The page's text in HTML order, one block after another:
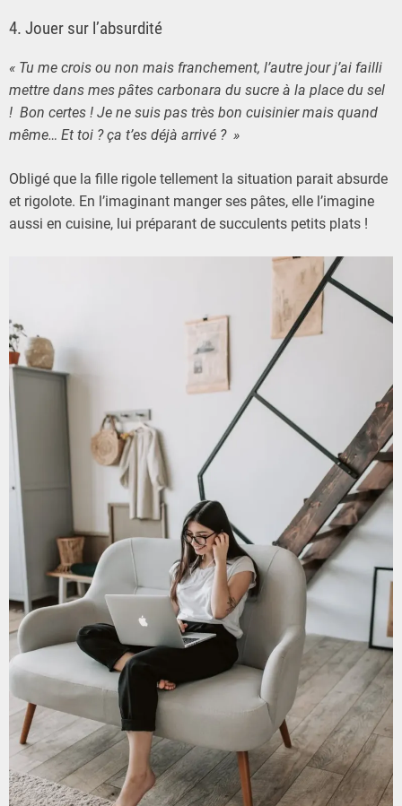
4. Jouer sur l’absurdité
« Tu me crois ou non mais franchement, l’autre jour j’ai failli
mettre dans mes pâtes carbonara du sucre à la place du sel
! Bon certes ! Je ne suis pas très bon cuisinier mais quand
même… Et toi ? ça t’es déjà arrivé ? »
Obligé que la fille rigole tellement la situation parait absurde
et rigolote. En l’imaginant manger ses pâtes, elle l’imagine
aussi en cuisine, lui préparant de succulents petits plats !